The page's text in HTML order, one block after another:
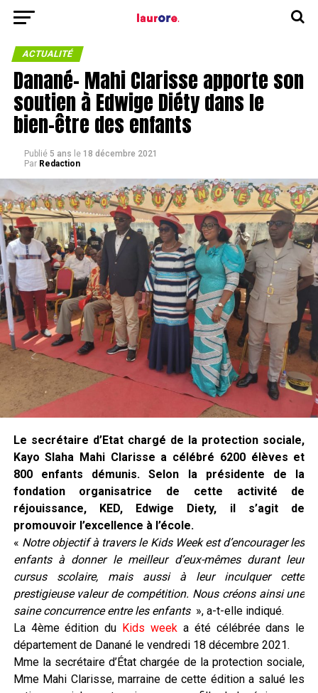
ACTUALITÉ
Danané- Mahi Clarisse apporte son
soutien à Edwige Diéty dans le
bien-être des enfants
Publié 5 ans le 18 décembre 2021
Par Redaction
Le secrétaire d’Etat chargé de la protection sociale,
Kayo Slaha Mahi Clarisse a célébré 6200 élèves et
800 enfants démunis. Selon la présidente de la
fondation organisatrice de cette activité de
réjouissance, KED, Edwige Diety, il s’agit de
promouvoir l’excellence à l’école.
« Notre objectif à travers le Kids Week est d’encourager les
enfants à donner le meilleur d’eux-mêmes durant leur
cursus scolaire, mais aussi à leur inculquer cette
prestigieuse valeur de compétition. Nous créons ainsi une
saine concurrence entre les enfants », a-t-elle indiqué.
La 4ème édition du Kids week a été célébrée dans le
département de Danané le vendredi 18 décembre 2021.
Mme la secrétaire d’État chargée de la protection sociale,
Mme Mahi Clarisse, marraine de cette édition a salué les